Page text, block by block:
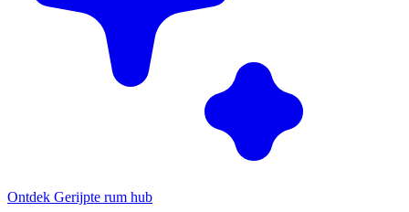
Ontdek Gerijpte rum hub